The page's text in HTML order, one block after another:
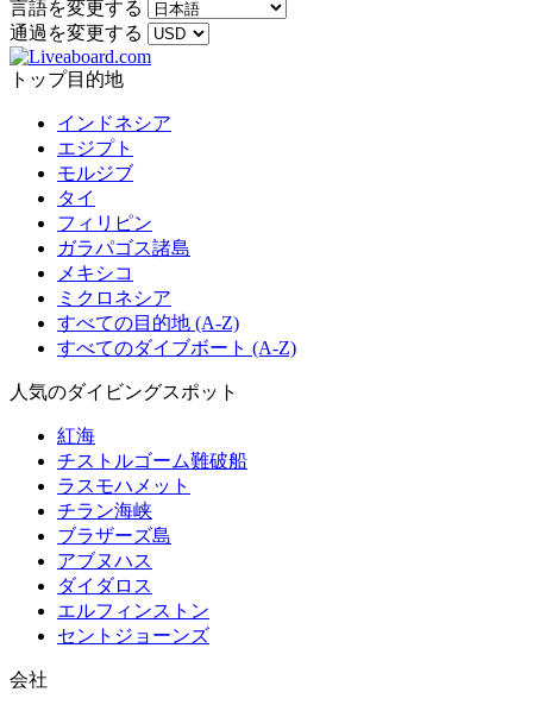
言語を変更する
通過を変更する
トップ目的地
インドネシア
エジプト
モルジブ
タイ
フィリピン
ガラパゴス諸島
メキシコ
ミクロネシア
すべての目的地 (A-Z)
すべてのダイブボート (A-Z)
人気のダイビングスポット
紅海
チストルゴーム難破船
ラスモハメット
チラン海峡
ブラザーズ島
アブヌハス
ダイダロス
エルフィンストン
セントジョーンズ
会社